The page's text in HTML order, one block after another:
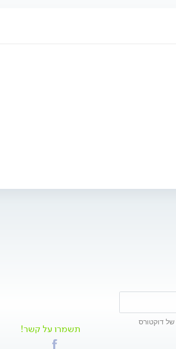
של דוקטורס
תשמרו על קשר!